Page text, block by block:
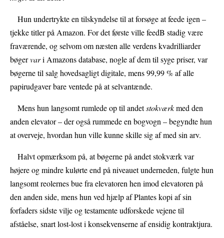
Hun undertrykte en tilskyndelse til at forsøge at feede igen –
tjekke titler på Amazon. For det første ville feedB stadig være
fraværende, og selvom om næsten alle verdens kvadrilliarder
bøgervari Amazons database, nogle af dem til syge priser, var
bøgerne til salg hovedsagligt digitale, mens 99,99 % af alle
papirudgaver bare ventede på at selvantænde.
Mens hun langsomt rumlede op til andetstokværkmed den
anden elevator – der også rummede en bogvogn – begyndte hun
at overveje, hvordan hun ville kunne skille sig af med sin arv.
Halvt opmærksom på, at bøgerne på andet stokværk var
højere og mindre kulørte end på niveauet underneden, fulgte hun
langsomt reolernes bue fra elevatoren hen imod elevatoren på
den anden side, mens hun ved hjælp af Plantes kopi af sin
forfaders sidste vilje og testamente udforskede vejene til
afståelse, snart lost-lost i konsekvenserne af ensidig kontraktjura.